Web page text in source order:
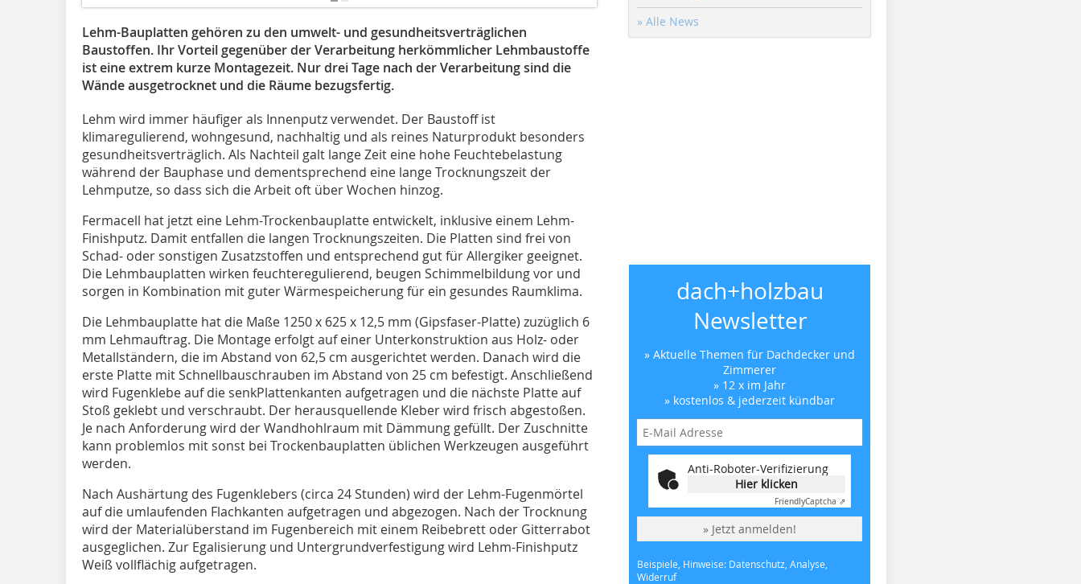
Lehm-Bauplatten gehören zu den umwelt- und gesundheitsverträglichen
Baustoffen. Ihr Vorteil gegenüber der Verarbeitung herkömmlicher Lehmbaustoffe
ist eine extrem kurze Montagezeit. Nur drei Tage nach der Verarbeitung sind die
Wände ausgetrocknet und die Räume bezugsfertig.
Lehm wird immer häufiger als Innenputz verwendet. Der Baustoff ist
klimaregulierend, wohngesund, nachhaltig und als reines Naturprodukt besonders
gesundheitsverträglich. Als Nachteil galt lange Zeit eine hohe Feuchtebelastung
während der Bauphase und dementsprechend eine lange Trocknungszeit der
Lehmputze, so dass sich die Arbeit oft über Wochen hinzog.
Fermacell hat jetzt eine Lehm-Trockenbauplatte entwickelt, inklusive einem Lehm-
Finishputz. Damit entfallen die langen Trocknungszeiten. Die Platten sind frei von
Schad- oder sonstigen Zusatzstoffen und entsprechend gut für Allergiker geeignet.
Die Lehmbauplatten wirken feuchteregulierend, beugen Schimmelbildung vor und
sorgen in Kombination mit guter Wärmespeicherung für ein gesundes Raumklima.
Die Lehmbauplatte hat die Maße 1250 x 625 x 12,5 mm (Gipsfaser-Platte) zuzüglich 6
mm Lehmauftrag. Die Montage erfolgt auf einer Unterkonstruktion aus Holz- oder
Metallständern, die im Abstand von 62,5 cm ausgerichtet werden. Danach wird die
erste Platte mit Schnellbauschrauben im Abstand von 25 cm befestigt. Anschließend
wird Fugenklebe auf die senkPlattenkanten aufgetragen und die nächste Platte auf
Stoß geklebt und verschraubt. Der herausquellende Kleber wird frisch abgestoßen.
Je nach Anforderung wird der Wandhohlraum mit Dämmung gefüllt. Der Zuschnitte
kann problemlos mit sonst bei Trockenbauplatten üblichen Werkzeugen ausgeführt
werden.
Nach Aushärtung des Fugenklebers (circa 24 Stunden) wird der Lehm-Fugenmörtel
auf die umlaufenden Flachkanten aufgetragen und abgezogen. Nach der Trocknung
wird der Materialüberstand im Fugenbereich mit einem Reibebrett oder Gitterrabot
ausgeglichen. Zur Egalisierung und Untergrundverfestigung wird Lehm-Finishputz
Weiß vollflächig aufgetragen.
» Alle News
dach+holzbau
Newsletter
» Aktuelle Themen für Dachdecker und
Zimmerer
» 12 x im Jahr
» kostenlos & jederzeit kündbar
Anti-Roboter-Verifizierung
Hier klicken
FriendlyCaptcha ⇗
» Jetzt anmelden!
Beispiele, Hinweise: Datenschutz, Analyse,
Widerruf